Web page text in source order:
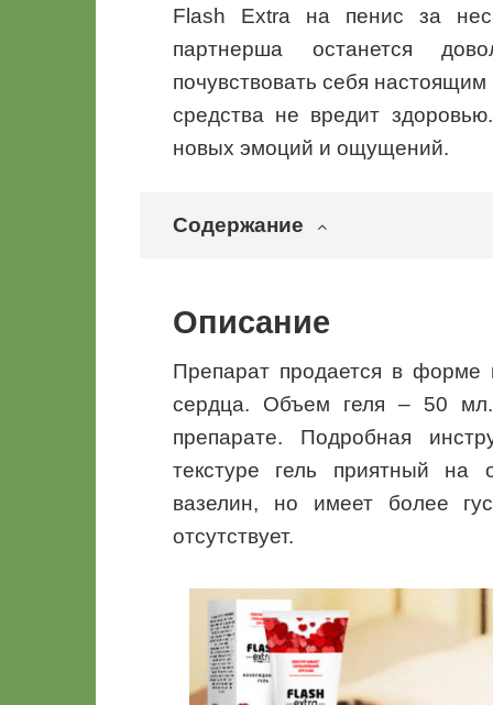
Flash Extra на пенис за
партнерша останется
почувствовать себя
средства не вредит
новых эмоций и ощущений.
Содержание
Описание
Препарат продается в форме
сердца. Объем геля – 50
препарате. Подробная
текстуре гель приятный
вазелин, но имеет более
отсутствует.